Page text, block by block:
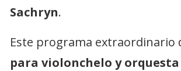
Sachryn.
Este programa extraordinario
para violonchelo y orquesta